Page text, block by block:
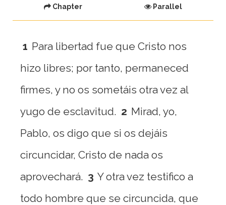
Chapter Parallel
1 Para libertad fue que Cristo nos
hizo libres; por tanto, permaneced
firmes, y no os sometáis otra vez al
yugo de esclavitud. 2 Mirad, yo,
Pablo, os digo que si os dejáis
circuncidar, Cristo de nada os
aprovechará. 3 Y otra vez testifico a
todo hombre que se circuncida, que